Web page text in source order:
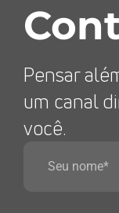
Pensar
um canal
você.